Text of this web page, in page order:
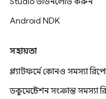
Android NDK
সহায়তা
প্ল্যাটফর্মে কোনও সমস্যা
ডকুমেন্টেশন সংক্রান্ত সমস্যা